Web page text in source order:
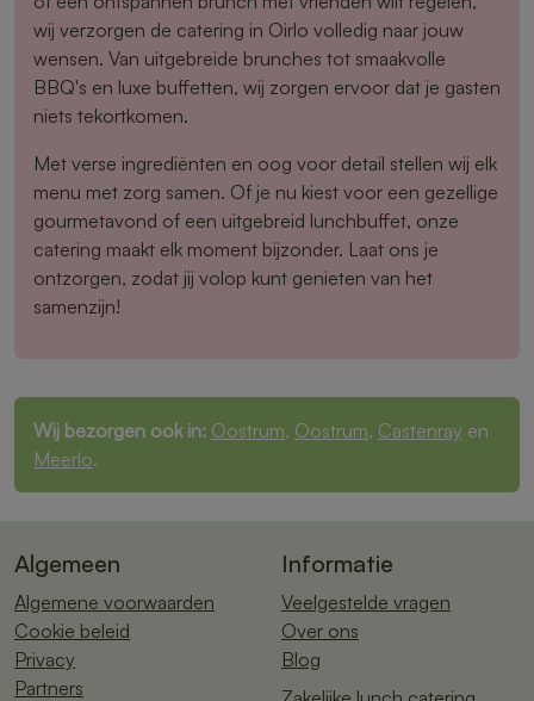
wij verzorgen de catering in Oirlo volledig naar jouw
wensen. Van uitgebreide brunches tot smaakvolle
BBQ's en luxe buffetten, wij zorgen ervoor dat je gasten
niets tekortkomen.
Met verse ingrediënten en oog voor detail stellen wij elk
menu met zorg samen. Of je nu kiest voor een gezellige
gourmetavond of een uitgebreid lunchbuffet, onze
catering maakt elk moment bijzonder. Laat ons je
ontzorgen, zodat jij volop kunt genieten van het
samenzijn!
Wij bezorgen ook in: Oostrum, Oostrum, Castenray en
Meerlo.
Algemeen
Algemene voorwaarden
Cookie beleid
Privacy
Partners
Informatie
Veelgestelde vragen
Over ons
Blog